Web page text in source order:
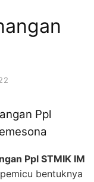
Ppl
Ppl STMIK IM
bentuknya